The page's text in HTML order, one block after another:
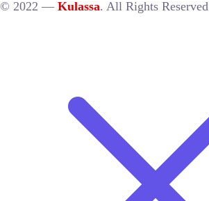
© 2022 — Kulassa. All Rights